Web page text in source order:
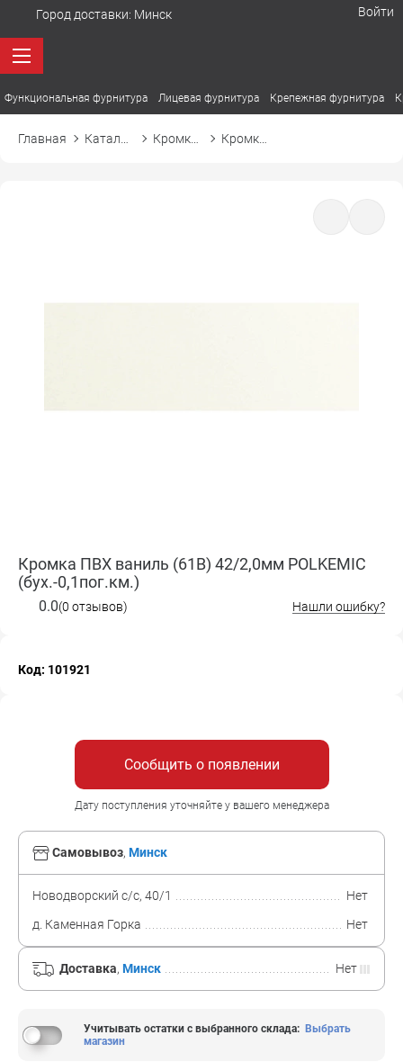
Город доставки: Минск Войти
Функциональная фурнитура Лицевая фурнитура Крепежная фурнитура
Главная
Кромка ПВХ ваниль (61B) 42/2,0мм POLKEMIC
(бух.-0,1пог.км.)
0.0(0 отзывов) Нашли ошибку?
Код: 101921
Сообщить о появлении
Дату поступления уточняйте у вашего менеджера
Самовывоз, Минск
Новодворский с/с, 40/1
Нет
д. Каменная Горка
Нет
Доставка, Минск Нет
Учитывать остатки с выбранного склада: Выбрать
магазин